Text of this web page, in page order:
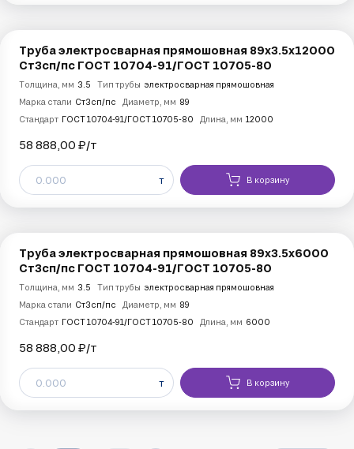
Труба электросварная прямошовная 89х3.5х12000
Ст3сп/пс ГОСТ 10704-91/ГОСТ 10705-80
Толщина, мм 3.5 Тип трубы электросварная прямошовная
Марка стали Ст3сп/пс Диаметр, мм 89
Стандарт ГОСТ 10704-91/ГОСТ 10705-80 Длина, мм 12000
58 888,00 ₽/т
т В корзину
Труба электросварная прямошовная 89х3.5х6000
Ст3сп/пс ГОСТ 10704-91/ГОСТ 10705-80
Толщина, мм 3.5 Тип трубы электросварная прямошовная
Марка стали Ст3сп/пс Диаметр, мм 89
Стандарт ГОСТ 10704-91/ГОСТ 10705-80 Длина, мм 6000
58 888,00 ₽/т
т В корзину